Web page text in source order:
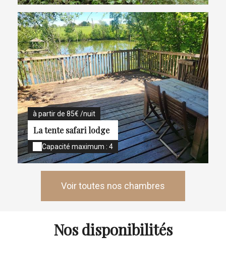
à partir de 85€ /nuit
La tente safari lodge
Capacité maximum : 4
Voir toutes nos chambres
Nos disponibilités